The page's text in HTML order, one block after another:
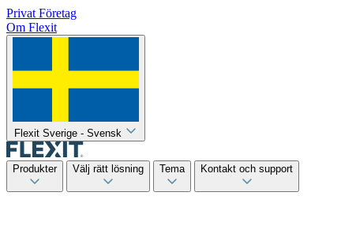
Privat Företag
Om Flexit
Flexit Sverige - Svensk
Produkter Välj rätt lösning Tema Kontakt och support